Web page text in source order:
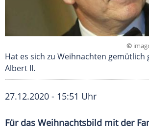
©
Hat es sich zu Weihnachten gemütlich
Albert II.
27.12.2020 - 15:51 Uhr
Für das Weihnachtsbild mit der